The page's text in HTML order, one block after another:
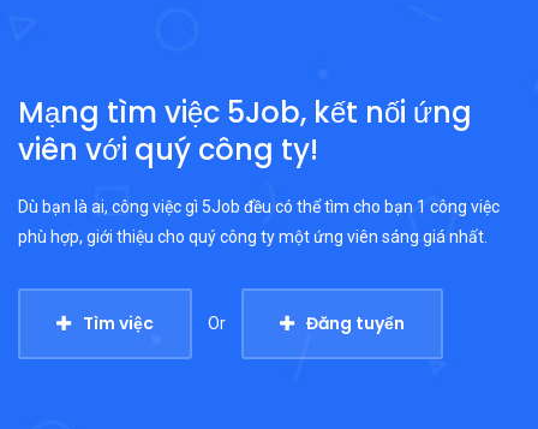
Mạng tìm việc 5Job, kết nối ứng
viên với quý công ty!
Dù bạn là ai, công việc gì 5Job đều có thể tìm cho bạn 1 công việc
phù hợp, giới thiệu cho quý công ty một ứng viên sáng giá nhất.
Tìm việc Or Đăng tuyển